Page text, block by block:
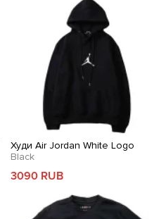
Худи Air Jordan White Logo
Black
3090 RUB